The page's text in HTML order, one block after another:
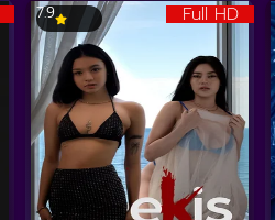
Full HD
7.9